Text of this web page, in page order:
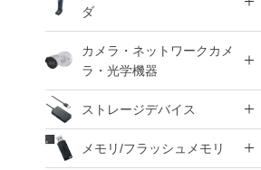
ダ
カメラ・ネットワークカメ
ラ・光学機器
ストレージデバイス
メモリ/フラッシュメモリ